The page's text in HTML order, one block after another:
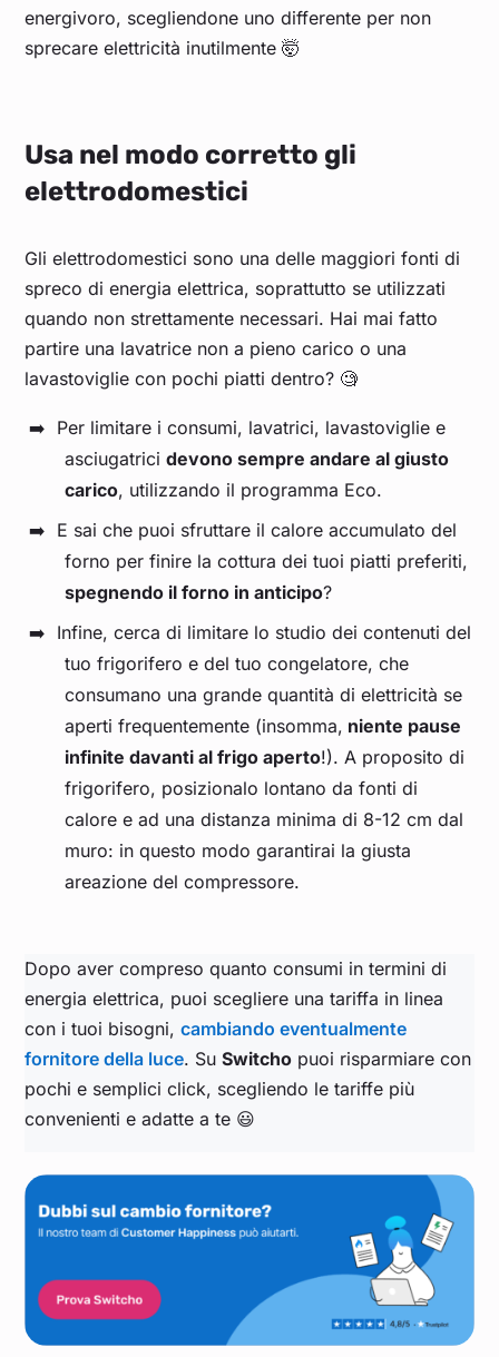
energivoro, scegliendone uno differente per non
sprecare elettricità inutilmente 🤯
Usa nel modo corretto gli
elettrodomestici
Gli elettrodomestici sono una delle maggiori fonti di
spreco di energia elettrica, soprattutto se utilizzati
quando non strettamente necessari. Hai mai fatto
partire una lavatrice non a pieno carico o una
lavastoviglie con pochi piatti dentro? 🧐
Per limitare i consumi, lavatrici, lavastoviglie e
asciugatricidevono sempre andare al giusto
carico, utilizzando il programma Eco.
E sai che puoi sfruttare il calore accumulato del
forno per finire la cottura dei tuoi piatti preferiti,
spegnendo il forno in anticipo?
Infine, cerca di limitare lo studio dei contenuti del
tuo frigorifero e del tuo congelatore, che
consumano una grande quantità di elettricità se
aperti frequentemente (insomma, niente pause
infinite davanti al frigo aperto!). A proposito di
frigorifero, posizionalo lontano da fonti di
calore e ad una distanza minima di 8-12 cm dal
muro: in questo modo garantirai la giusta
areazione del compressore.
Dopo aver compreso quanto consumi in termini di
energia elettrica, puoi scegliere una tariffa in linea
con i tuoi bisogni,cambiando eventualmente
fornitore della luce. SuSwitcho puoi risparmiare con
pochi e semplici click, scegliendo le tariffe più
convenienti e adatte a te 😃